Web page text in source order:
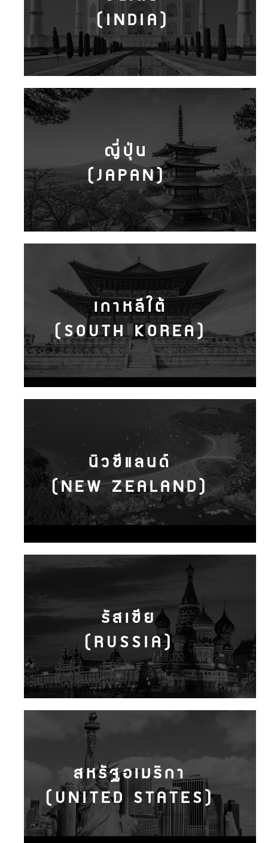
(INDIA)
ญี่ปุ่น
(JAPAN)
เกาหลีใต้
(SOUTH KOREA)
นิวซีแลนด์
(NEW ZEALAND)
รัสเซีย
(RUSSIA)
สหรัฐอเมริกา
(UNITED STATES)